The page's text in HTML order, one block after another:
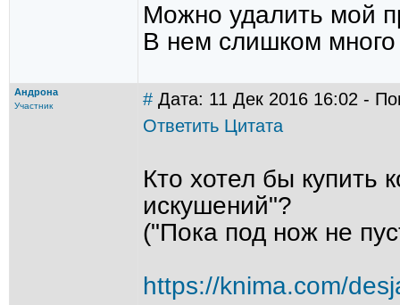
Можно удалить мой
В нем слишком много
Андрона
Участник # Дата: 11 Дек 2016 16:02 -
Ответить Цитата
Кто хотел бы купить
искушений"?
("Пока под нож не
https://knima.com/